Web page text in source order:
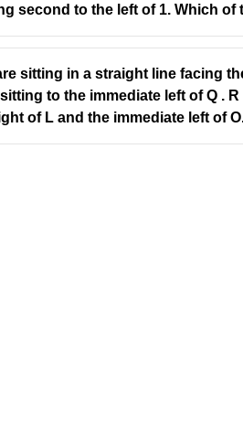
second to the left of 1. Which
sitting in a straight line facing
to the immediate left of Q .
of L and the immediate left of